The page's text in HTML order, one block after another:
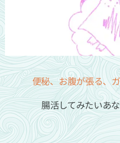
便秘、お腹が張る、
腸活してみたいあ